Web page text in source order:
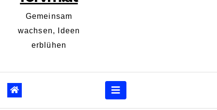
Gemeinsam
wachsen, Ideen
erblühen